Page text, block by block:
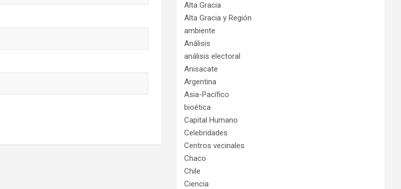
Alta Gracia
Alta Gracia y Región
ambiente
Análisis
análisis electoral
Anisacate
Argentina
Asia-Pacífico
bioética
Capital Humano
Celebridades
Centros vecinales
Chaco
Chile
Ciencia